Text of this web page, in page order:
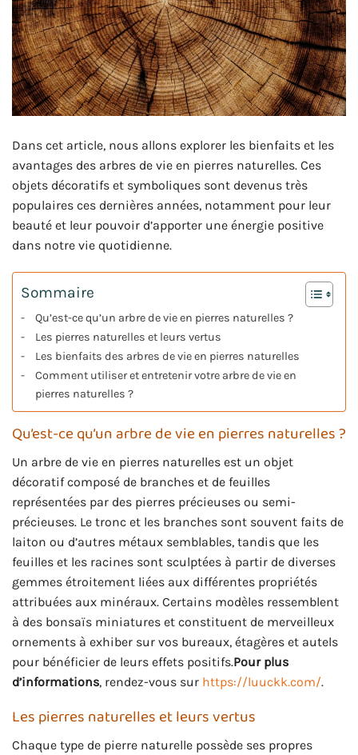
Dans cet article, nous allons explorer les bienfaits et les
avantages des arbres de vie en pierres naturelles. Ces
objets décoratifs et symboliques sont devenus très
populaires ces dernières années, notamment pour leur
beauté et leur pouvoir d’apporter une énergie positive
dans notre vie quotidienne.
Sommaire
Qu’est-ce qu’un arbre de vie en pierres naturelles ?
Les pierres naturelles et leurs vertus
Les bienfaits des arbres de vie en pierres naturelles
Comment utiliser et entretenir votre arbre de vie en
pierres naturelles ?
Qu’est-ce qu’un arbre de vie en pierres naturelles ?
Un arbre de vie en pierres naturelles est un objet
décoratif composé de branches et de feuilles
représentées par des pierres précieuses ou semi-
précieuses. Le tronc et les branches sont souvent faits de
laiton ou d’autres métaux semblables, tandis que les
feuilles et les racines sont sculptées à partir de diverses
gemmes étroitement liées aux différentes propriétés
attribuées aux minéraux. Certains modèles ressemblent
à des bonsaïs miniatures et constituent de merveilleux
ornements à exhiber sur vos bureaux, étagères et autels
pour bénéficier de leurs effets positifs.Pour plus
d’informations, rendez-vous sur https://luuckk.com/.
Les pierres naturelles et leurs vertus
Chaque type de pierre naturelle possède ses propres